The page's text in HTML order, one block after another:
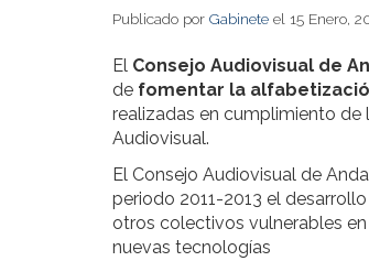
Publicado por Gabinete el 15 Enero,
El Consejo Audiovisual de
de fomentar la
realizadas en cumplimiento de
Audiovisual.
El Consejo Audiovisual de
periodo 2011-2013 el
otros colectivos vulnerables
nuevas tecnologías